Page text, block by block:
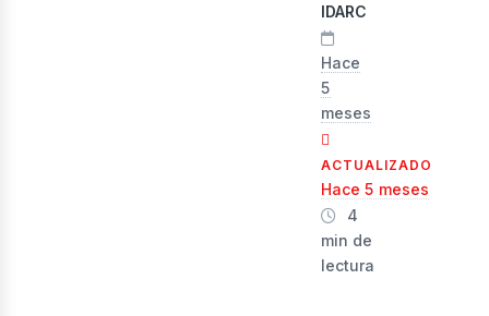
IDARC
Hace
5
meses
ACTUALIZADO
Hace 5 meses
4
min de
lectura